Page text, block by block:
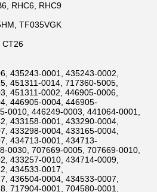
RHC6, RHC9
TF035VGK
CT26
435243-0001, 435243-0002,
451311-0014, 717360-5005,
451311-0002, 446905-0006,
446905-0004, 446905-
0010, 446249-0003, 441064-0001,
433158-0001, 433290-0004,
433298-0004, 433165-0004,
434713-0001, 434713-
0030, 707669-0005, 707669-0010,
433257-0010, 434714-0009,
434533-0017,
436504-0004, 434533-0007,
717904-0001, 704580-0001,